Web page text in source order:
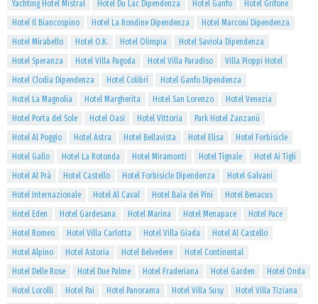
Yachting Hotel Mistral
Hotel Du Lac Dipendenza Hotel Ganfo
Hotel Grifone
Hotel Il Biancospino
Hotel La Rondine Dipendenza
Hotel Marconi Dipendenza
Hotel Mirabello
Hotel O.K. Hotel Olimpia
Hotel Saviola Dipendenza
Hotel Speranza
Hotel Villa Pagoda Hotel Villa Paradiso
Villa Pioppi Hotel
Hotel Clodia Dipendenza
Hotel Colibrì
Hotel Ganfo Dipendenza
Hotel La Magnolia
Hotel Margherita Hotel San Lorenzo
Hotel Venezia
Hotel Porta del Sole
Hotel Oasi Hotel Vittoria
Park Hotel Zanzanù
Hotel Al Poggio
Hotel Astra Hotel Bellavista Hotel Elisa
Hotel Forbisicle
Hotel Gallo
Hotel La Rotonda Hotel Miramonti Hotel Tignale
Hotel Ai Tigli
Hotel Al Prà
Hotel Castello Hotel Forbisicle Dipendenza
Hotel Galvani
Hotel Internazionale
Hotel Al Caval Hotel Baia dei Pini
Hotel Benacus
Hotel Eden
Hotel Gardesana Hotel Marina Hotel Menapace
Hotel Pace
Hotel Romeo
Hotel Villa Carlotta Hotel Villa Giada
Hotel Al Castello
Hotel Alpino
Hotel Astoria Hotel Belvedere
Hotel Continental
Hotel Delle Rose
Hotel Due Palme Hotel Fraderiana Hotel Garden
Hotel Onda
Hotel Lorolli
Hotel Pai Hotel Panorama Hotel Villa Susy
Hotel Villa Tiziana